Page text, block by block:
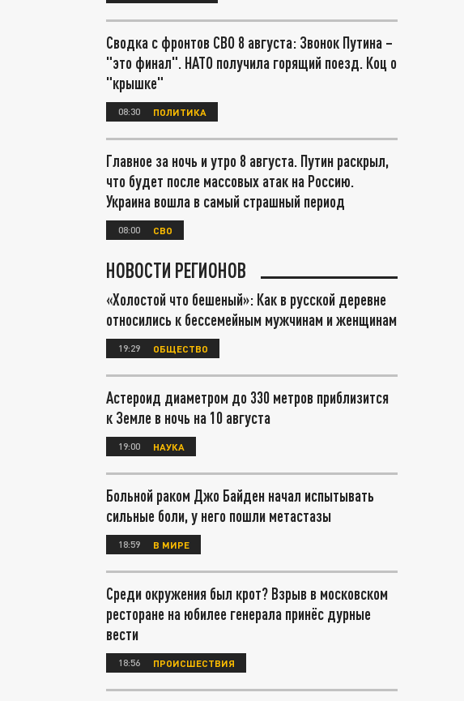
Сводка с фронтов СВО 8 августа: Звонок Путина –
"это финал". НАТО получила горящий поезд. Коц о
"крышке"
08:30 ПОЛИТИКА
Главное за ночь и утро 8 августа. Путин раскрыл,
что будет после массовых атак на Россию.
Украина вошла в самый страшный период
08:00 СВО
НОВОСТИ РЕГИОНОВ
«Холостой что бешеный»: Как в русской деревне
относились к бессемейным мужчинам и женщинам
19:29 ОБЩЕСТВО
Астероид диаметром до 330 метров приблизится
к Земле в ночь на 10 августа
19:00 НАУКА
Больной раком Джо Байден начал испытывать
сильные боли, у него пошли метастазы
18:59 В МИРЕ
Среди окружения был крот? Взрыв в московском
ресторане на юбилее генерала принёс дурные
вести
18:56 ПРОИСШЕСТВИЯ